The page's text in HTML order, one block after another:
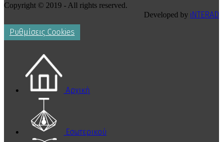
Copyright © 2019 - All rights reserved.
Developed by iNTERAD
Ρυθμίσεις Cookies
Αρχική
Εσωτερικού